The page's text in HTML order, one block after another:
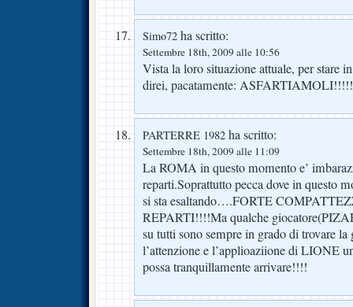
Simo72 ha scritto:
Settembre 18th, 2009 alle 10:56
Vista la loro situazione attuale, per stare
direi, pacatamente: ASFARTIAMOLI!!!!!
PARTERRE 1982 ha scritto:
Settembre 18th, 2009 alle 11:09
La ROMA in questo momento e’
reparti.Soprattutto pecca dove in questo
si sta esaltando….FORTE
REPARTI!!!!Ma qualche
su tutti sono sempre in grado di trovare
l’attenzione e l’applioaziione di LIONE
possa tranquillamente arrivare!!!!